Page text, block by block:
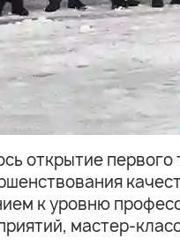
открытие
к уровню
мастер-